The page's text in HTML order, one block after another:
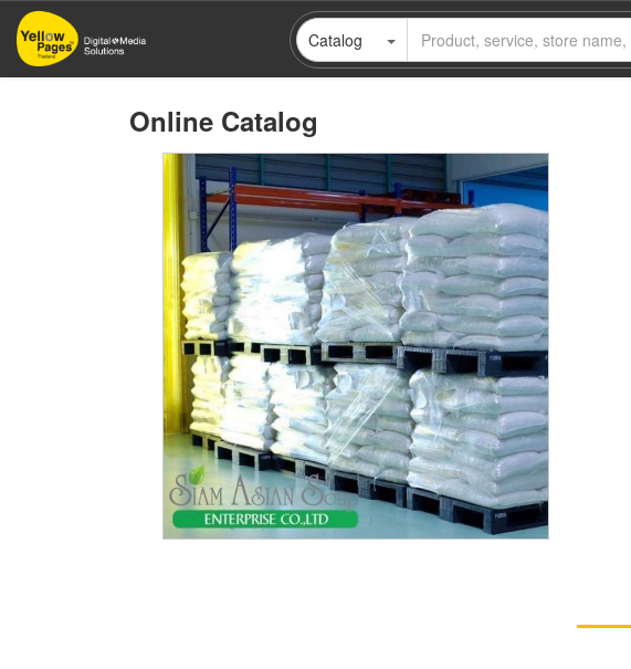
Skip
main
Catalog
Online Catalog